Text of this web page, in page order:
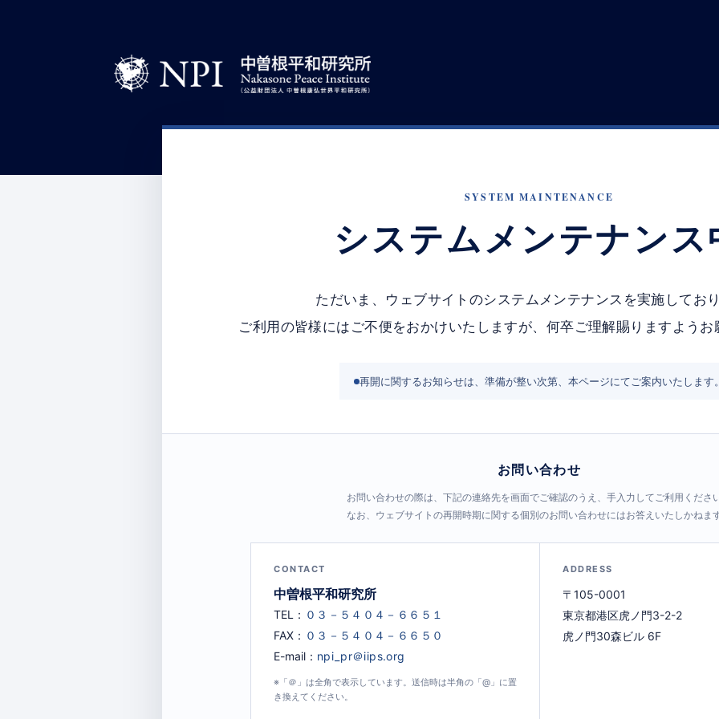
SYSTEM MAINTENANCE
システムメンテナンス
ただいま、ウェブサイトのシステムメンテナンスを実施しており
ご利用の皆様にはご不便をおかけいたしますが、何卒ご理解賜りますようお
再開に関するお知らせは、準備が整い次第、本ページにてご案内いたします。
お問い合わせ
お問い合わせの際は、下記の連絡先を画面でご確認のうえ、手入力してご利用ください
なお、ウェブサイトの再開時期に関する個別のお問い合わせにはお答えいたしかねます
CONTACT
中曽根平和研究所
TEL：
FAX：
E-mail：
※「＠」は全角で表示しています。送信時は半角の「@」に置
き換えてください。
ADDRESS
〒105-0001
東京都港区虎ノ門3-2-2
虎ノ門30森ビル 6F